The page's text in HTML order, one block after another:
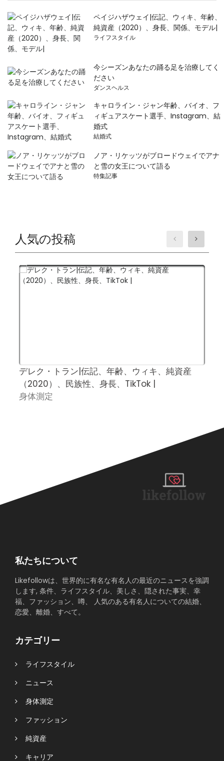
ペイジハザウェイ|伝記、ウィキ、年齢、
純資産（2020）、身長、関係、モデル|
ライフスタイル
今シーズンあなたの踊る足を治療してく
ださい
ダンスヘルス
キャロライン・ジャン年齢、バイオ、フ
ィギュアスケート選手、Instagram、結
婚式
結婚式
ノア・リケッツがブロードウェイでアナ
と雪の女王について語る
特集記事
人気の投稿
デレク・トラン|伝記、年齢、ウィキ、純資産
（2020）、民族性、身長、TikTok |
身体測定
私たちについて
Likefollowは、世界的に有名な有名人の最近のニュースを強調
します, 条件、ライフスタイル、美しさ、隠された事実、幸
福、ファッション、噂、 人気のある有名人についての結婚、
恋愛、離婚、すべて。
カテゴリー
ライフスタイル
ニュース
身体測定
ファッション
純資産
キャリア